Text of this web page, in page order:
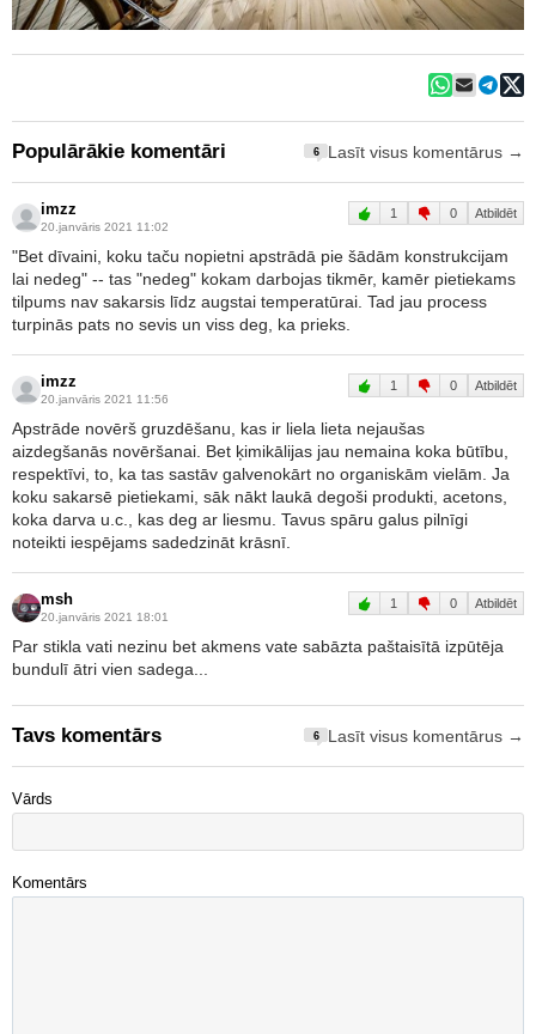
Populārākie komentāri 6 Lasīt visus komentārus →
imzz
20.janvāris 2021 11:02
1 0 Atbildēt
"Bet dīvaini, koku taču nopietni apstrādā pie šādām konstrukcijam
lai nedeg" -- tas "nedeg" kokam darbojas tikmēr, kamēr pietiekams
tilpums nav sakarsis līdz augstai temperatūrai. Tad jau process
turpinās pats no sevis un viss deg, ka prieks.
imzz
20.janvāris 2021 11:56
1 0 Atbildēt
Apstrāde novērš gruzdēšanu, kas ir liela lieta nejaušas
aizdegšanās novēršanai. Bet ķimikālijas jau nemaina koka būtību,
respektīvi, to, ka tas sastāv galvenokārt no organiskām vielām. Ja
koku sakarsē pietiekami, sāk nākt laukā degoši produkti, acetons,
koka darva u.c., kas deg ar liesmu. Tavus spāru galus pilnīgi
noteikti iespējams sadedzināt krāsnī.
msh
20.janvāris 2021 18:01
1 0 Atbildēt
Par stikla vati nezinu bet akmens vate sabāzta paštaisītā izpūtēja
bundulī ātri vien sadega...
Tavs komentārs 6 Lasīt visus komentārus →
Vārds
Komentārs